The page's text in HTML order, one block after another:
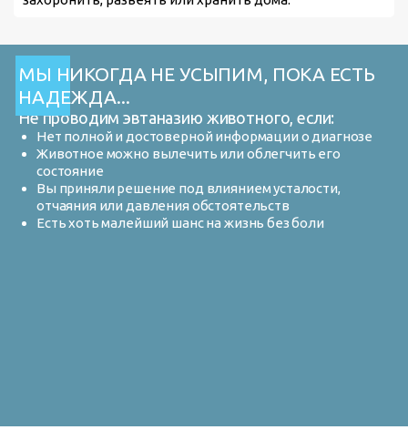
МЫ НИКОГДА НЕ УСЫПИМ, ПОКА ЕСТЬ
НАДЕЖДА...
Не проводим эвтаназию животного, если:
Нет полной и достоверной информации о диагнозе
Животное можно вылечить или облегчить его
состояние
Вы приняли решение под влиянием усталости,
отчаяния или давления обстоятельств
Есть хоть малейший шанс на жизнь без боли